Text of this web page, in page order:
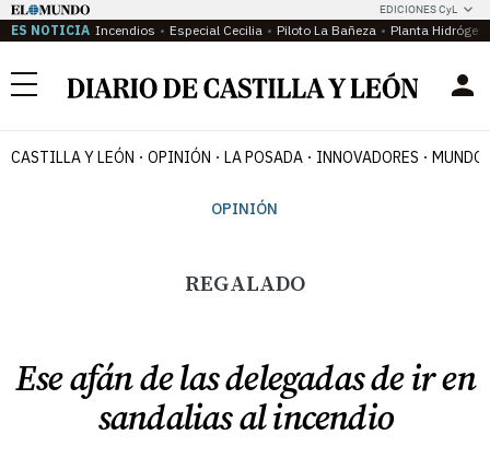
EDICIONES CyL
ES NOTICIA Incendios Especial Cecilia Piloto La Bañeza Planta
Menú
CASTILLA Y LEÓN OPINIÓN LA POSADA INNOVADORES MUNDO
OPINIÓN
REGALADO
Ese afán de las delegadas de ir en
sandalias al incendio